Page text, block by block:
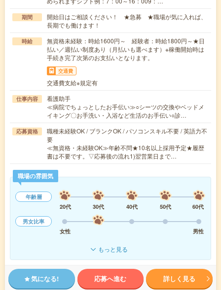
期間
開始日はご相談ください！ ★急募 ★職場が気に入れば、
長期でも働けます！
時給
無資格未経験：時給1600円～ 経験者：時給1800円～★日
払い／週払い制度あり（月払いも選べます）※稼働開始時は
手続き完了次第のお支払いとなります。
交通費
交通費支給※規定有
仕事内容
看護助手
≪病院でちょっとしたお手伝い≫○シーツの交換やベッドメ
イキング〇お手洗い・入浴など生活のお手伝い○診…
応募資格
職種未経験OK / ブランクOK / パソコンスキル不要 / 英語力不
要
≪無資格・未経験OK≫年齢不問★10名以上採用予定★履歴
書は不要です。▽応募後の流れ1)翌営業日まで…
職場の雰囲気
年齢層
20代
30代 40代 50代
60代
男女比率
女性
男性
もっと見る
気になる! 応募へ進む 詳しく見る